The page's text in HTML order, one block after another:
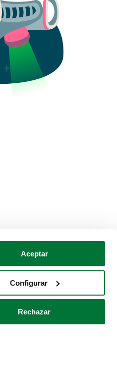
Aceptar
Configurar
Rechazar